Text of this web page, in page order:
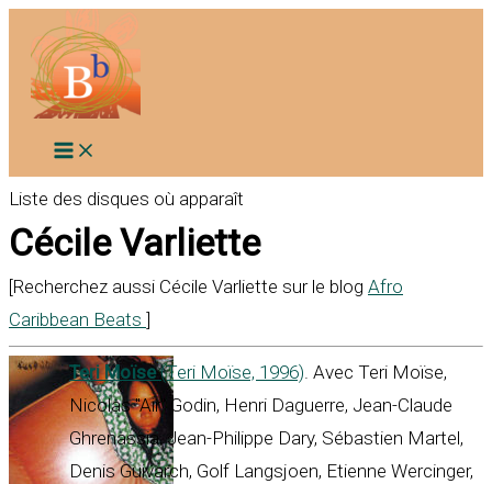
contenu
Liste des disques où apparaît
Cécile Varliette
[Recherchez aussi Cécile Varliette sur le blog Afro
Caribbean Beats ]
Teri Moïse(Teri Moïse, 1996). Avec Teri Moïse,
Nicolas "Air" Godin, Henri Daguerre, Jean-Claude
Ghrenassia, Jean-Philippe Dary, Sébastien Martel,
Denis Guivarch, Golf Langsjoen, Etienne Wercinger,